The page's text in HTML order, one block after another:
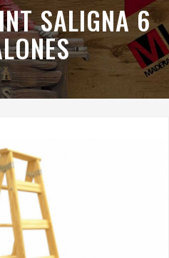
SALIGNA 6